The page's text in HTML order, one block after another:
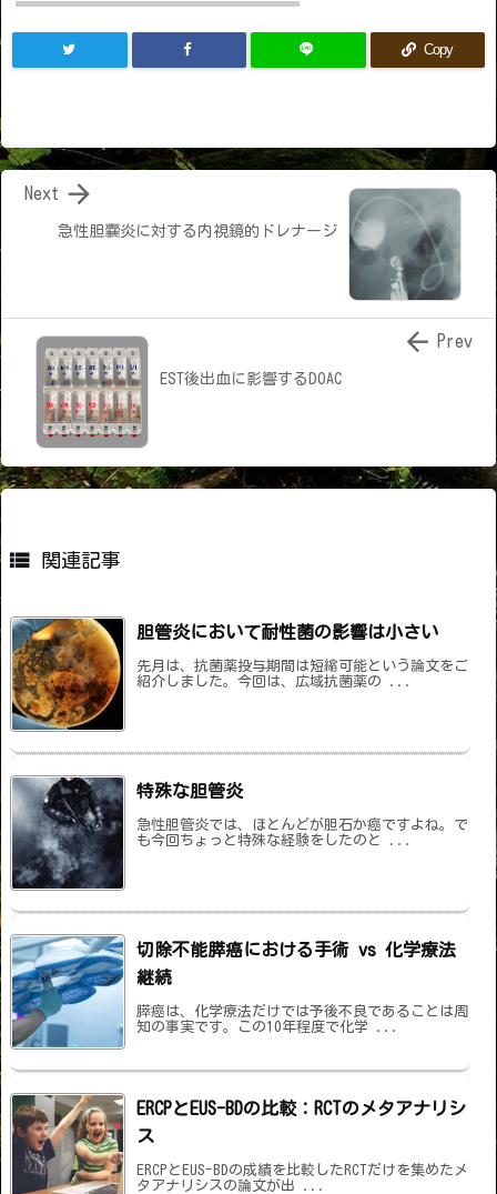
Copy
急性胆嚢炎に対する内視鏡的ドレナージ

Next
EST後出血に影響するDOAC
 Prev
 関連記事
胆管炎において耐性菌の影響は小さい
先月は、抗菌薬投与期間は短縮可能という論文をご
紹介しました。今回は、広域抗菌薬の ...
特殊な胆管炎
急性胆管炎では、ほとんどが胆石か癌ですよね。で
も今回ちょっと特殊な経験をしたのと ...
切除不能膵癌における手術 vs 化学療法
継続
膵癌は、化学療法だけでは予後不良であることは周
知の事実です。この10年程度で化学 ...
ERCPとEUS-BDの比較：RCTのメタアナリシ
ス
ERCPとEUS-BDの成績を比較したRCTだけを集めたメ
タアナリシスの論文が出 ...